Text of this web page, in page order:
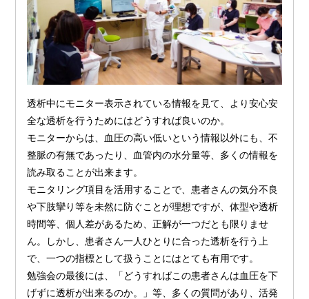
透析中にモニター表示されている情報を見て、より安心安
全な透析を行うためにはどうすれば良いのか。
モニターからは、血圧の高い低いという情報以外にも、不
整脈の有無であったり、血管内の水分量等、多くの情報を
読み取ることが出来ます。
モニタリング項目を活用することで、患者さんの気分不良
や下肢攣り等を未然に防ぐことが理想ですが、体型や透析
時間等、個人差があるため、正解が一つだとも限りませ
ん。しかし、患者さん一人ひとりに合った透析を行う上
で、一つの指標として扱うことにはとても有用です。
勉強会の最後には、「どうすればこの患者さんは血圧を下
げずに透析が出来るのか。」等、多くの質問があり、活発